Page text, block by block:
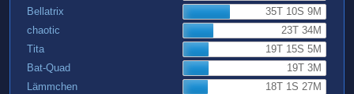
Bellatrix
35T 10S 9M
chaotic
23T 34M
Tita
19T 15S 5M
Bat-Quad
19T 3M
Lämmchen
18T 1S 27M